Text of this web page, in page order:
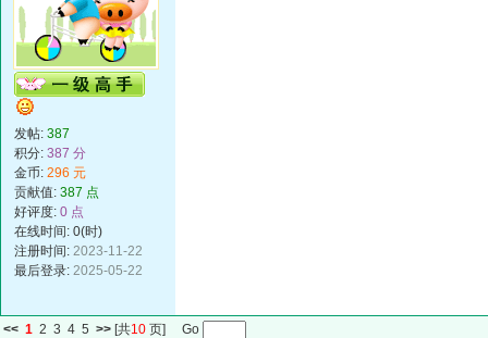
发帖: 387
积分: 387 分
金币: 296 元
贡献值: 387 点
好评度: 0 点
在线时间: 0(时)
注册时间: 2023-11-22
最后登录: 2025-05-22
<< 1 2 3 4 5 >> [共10 页] Go